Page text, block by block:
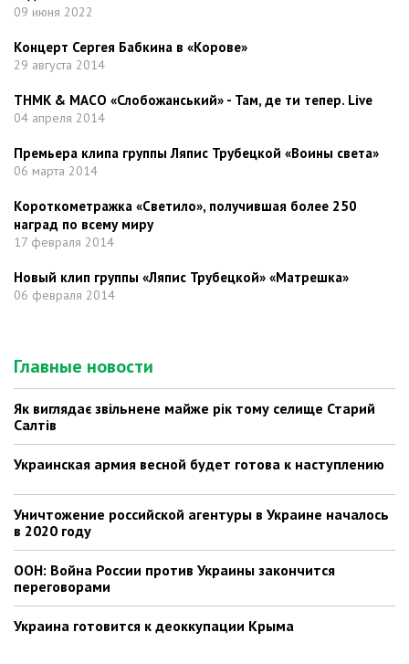
09 июня 2022
Концерт Сергея Бабкина в «Корове»
29 августа 2014
ТНМК & МАСО «Слобожанський» - Там, де ти тепер. Live
04 апреля 2014
Премьера клипа группы Ляпис Трубецкой «Воины света»
06 марта 2014
Короткометражка «Светило», получившая более 250
наград по всему миру
17 февраля 2014
Новый клип группы «Ляпис Трубецкой» «Матрешка»
06 февраля 2014
Главные новости
Як виглядає звільнене майже рік тому селище Старий
Салтів
Украинская армия весной будет готова к наступлению
Уничтожение российской агентуры в Украине началось
в 2020 году
ООН: Война России против Украины закончится
переговорами
Украина готовится к деоккупации Крыма